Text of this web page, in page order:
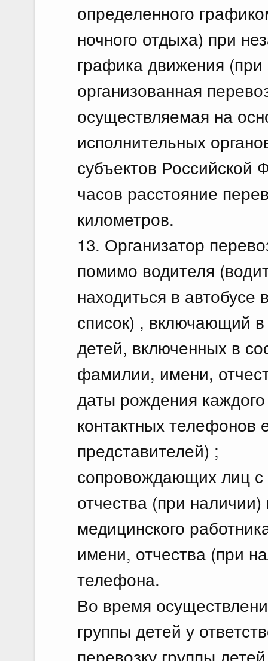
определенного
ночного отдыха) при
графика движения
организованная
осуществляемая на
исполнительных
субъектов
часов расстояние
километров.
13. Организатор
помимо водителя
находиться в
список) , включающий
детей, включенных в
фамилии, имени,
даты рождения
контактных телефонов
представителей) ;
сопровождающих лиц
отчества (при
медицинского
имени, отчества (при
телефона.
Во время
группы детей у
перевозку группы